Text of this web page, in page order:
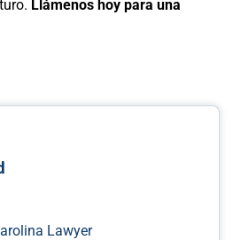
Llámenos hoy para una
Lawyer